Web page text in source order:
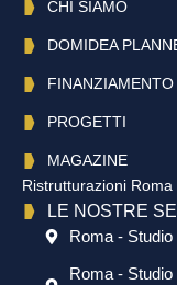
CHI SIAMO
DOMIDEA
PROGETTI
MAGAZINE
Ristrutturazioni Roma
LE NOSTRE
Roma - Studio
Roma - Studio